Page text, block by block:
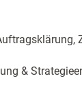
&